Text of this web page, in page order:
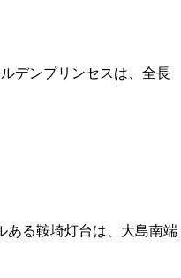
デンプリンセスは、全長
る鞍埼灯台は、大島南端